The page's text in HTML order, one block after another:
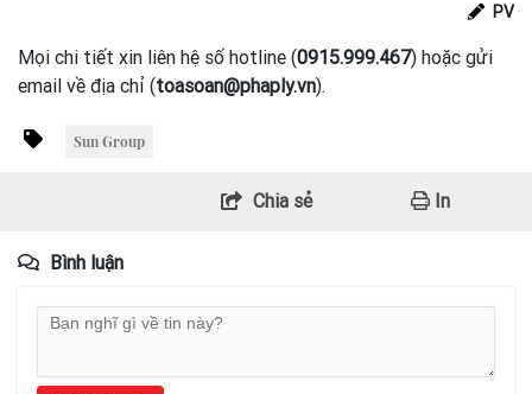
PV
Mọi chi tiết xin liên hệ số hotline (0915.999.467) hoặc gửi
email về địa chỉ (toasoan@phaply.vn).
Sun Group
Chia sẻ In
Bình luận